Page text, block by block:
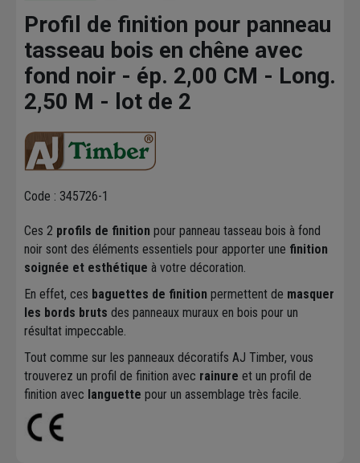
Profil de finition pour panneau
tasseau bois en chêne avec
fond noir - ép. 2,00 CM - Long.
2,50 M - lot de 2
Code : 345726-1
Ces 2 profils de finition pour panneau tasseau bois à fond
noir sont des éléments essentiels pour apporter une finition
soignée et esthétique à votre décoration.
En effet, ces baguettes de finition permettent de masquer
les bords bruts des panneaux muraux en bois pour un
résultat impeccable.
Tout comme sur les panneaux décoratifs AJ Timber, vous
trouverez un profil de finition avec rainure et un profil de
finition avec languette pour un assemblage très facile.